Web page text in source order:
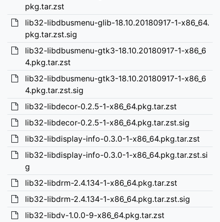
pkg.tar.zst
lib32-libdbusmenu-glib-18.10.20180917-1-x86_64.
pkg.tar.zst.sig
lib32-libdbusmenu-gtk3-18.10.20180917-1-x86_6
4.pkg.tar.zst
lib32-libdbusmenu-gtk3-18.10.20180917-1-x86_6
4.pkg.tar.zst.sig
lib32-libdecor-0.2.5-1-x86_64.pkg.tar.zst
lib32-libdecor-0.2.5-1-x86_64.pkg.tar.zst.sig
lib32-libdisplay-info-0.3.0-1-x86_64.pkg.tar.zst
lib32-libdisplay-info-0.3.0-1-x86_64.pkg.tar.zst.si
g
lib32-libdrm-2.4.134-1-x86_64.pkg.tar.zst
lib32-libdrm-2.4.134-1-x86_64.pkg.tar.zst.sig
lib32-libdv-1.0.0-9-x86_64.pkg.tar.zst